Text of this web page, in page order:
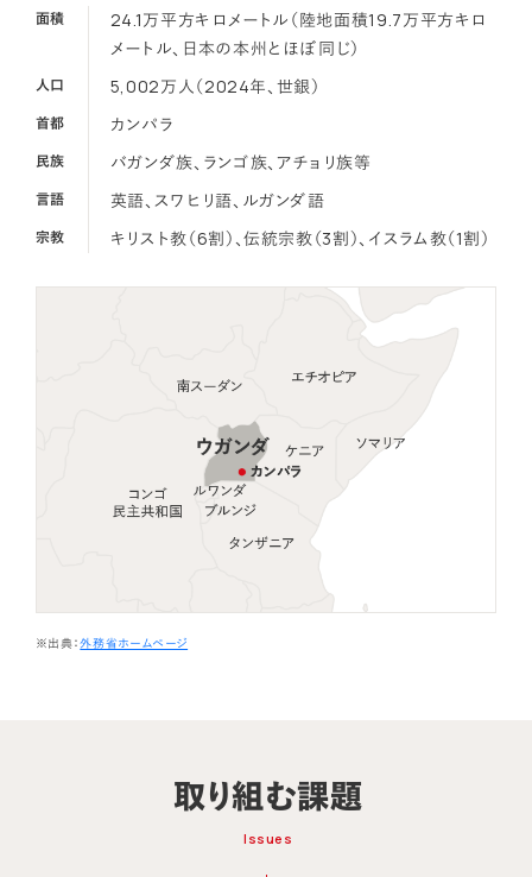
面積
24.1万平方キロメートル（陸地面積19.7万平方キロ
メートル、日本の本州とほぼ同じ）
人口 5,002万人（2024年、世銀）
首都 カンパラ
民族 バガンダ族、ランゴ族、アチョリ族等
言語 英語、スワヒリ語、ルガンダ語
宗教 キリスト教（6割）、伝統宗教（3割）、イスラム教（1割）
※出典：外務省ホームページ
取り組む課題
Issues